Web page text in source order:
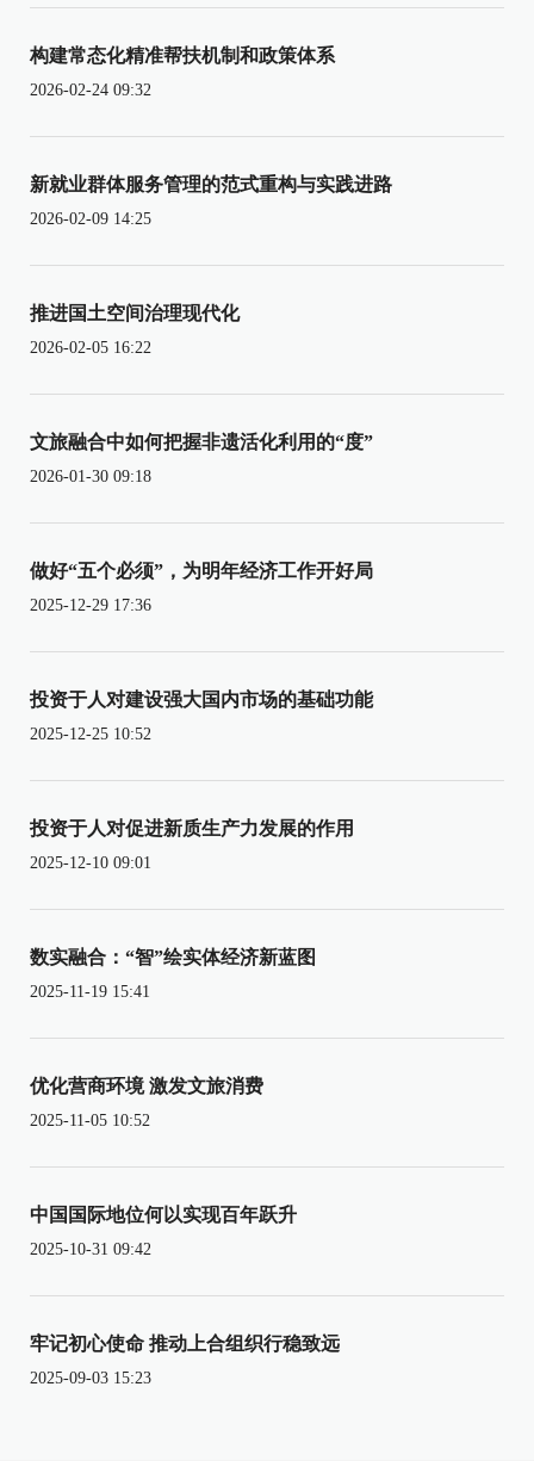
构建常态化精准帮扶机制和政策体系
2026-02-24 09:32
新就业群体服务管理的范式重构与实践进路
2026-02-09 14:25
推进国土空间治理现代化
2026-02-05 16:22
文旅融合中如何把握非遗活化利用的“度”
2026-01-30 09:18
做好“五个必须”，为明年经济工作开好局
2025-12-29 17:36
投资于人对建设强大国内市场的基础功能
2025-12-25 10:52
投资于人对促进新质生产力发展的作用
2025-12-10 09:01
数实融合：“智”绘实体经济新蓝图
2025-11-19 15:41
优化营商环境 激发文旅消费
2025-11-05 10:52
中国国际地位何以实现百年跃升
2025-10-31 09:42
牢记初心使命 推动上合组织行稳致远
2025-09-03 15:23